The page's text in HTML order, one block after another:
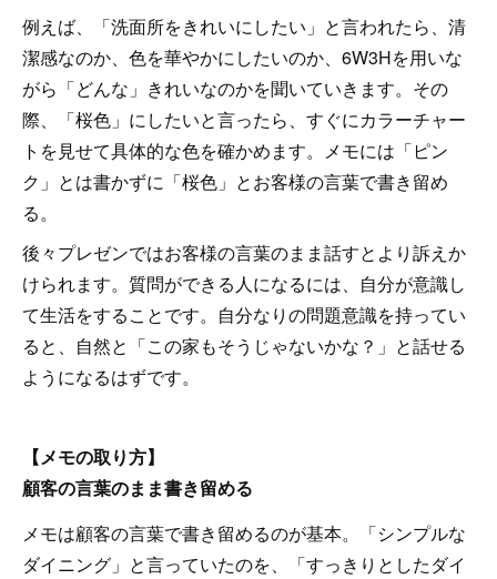
例えば、「洗面所をきれいにしたい」と言われたら、清
潔感なのか、色を華やかにしたいのか、6W3Hを用いな
がら「どんな」きれいなのかを聞いていきます。その
際、「桜色」にしたいと言ったら、すぐにカラーチャー
トを見せて具体的な色を確かめます。メモには「ピン
ク」とは書かずに「桜色」とお客様の言葉で書き留め
る。
後々プレゼンではお客様の言葉のまま話すとより訴えか
けられます。質問ができる人になるには、自分が意識し
て生活をすることです。自分なりの問題意識を持ってい
ると、自然と「この家もそうじゃないかな？」と話せる
ようになるはずです。
【メモの取り方】
顧客の言葉のまま書き留める
メモは顧客の言葉で書き留めるのが基本。「シンプルな
ダイニング」と言っていたのを、「すっきりとしたダイ